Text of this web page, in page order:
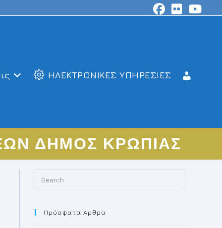
ΗΛΕΚΤΡΟΝΙΚΕΣ ΥΠΗΡΕΣΙΕΣ
ΔΗΜΟΣ ΚΡΩΠΙΑΣ
Escape
Πρόσφατα Άρθρα